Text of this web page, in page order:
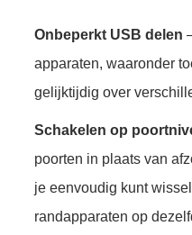
Onbeperkt USB delen
apparaten, waaronder
gelijktijdig over
Schakelen op
poorten in plaats van
je eenvoudig kunt
randapparaten op